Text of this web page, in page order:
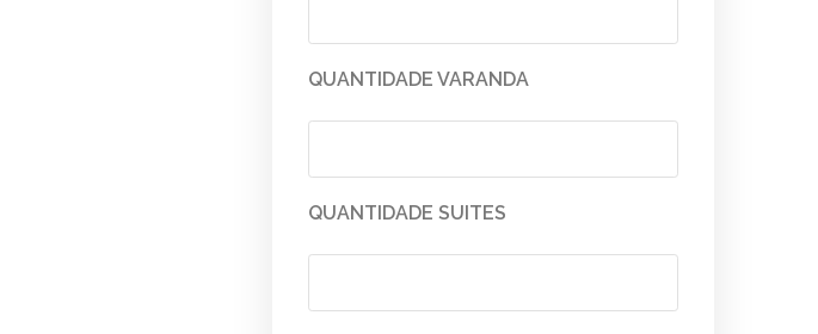
QUANTIDADE VARANDA
QUANTIDADE SUITES